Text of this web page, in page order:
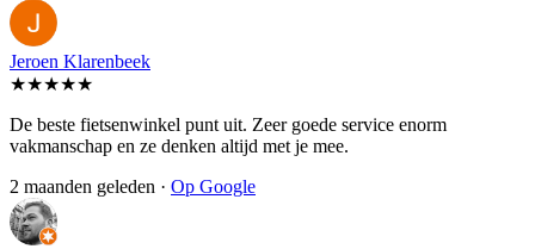
Jeroen Klarenbeek
★★★★★
De beste fietsenwinkel punt uit. Zeer goede service enorm
vakmanschap en ze denken altijd met je mee.
2 maanden geleden · Op Google